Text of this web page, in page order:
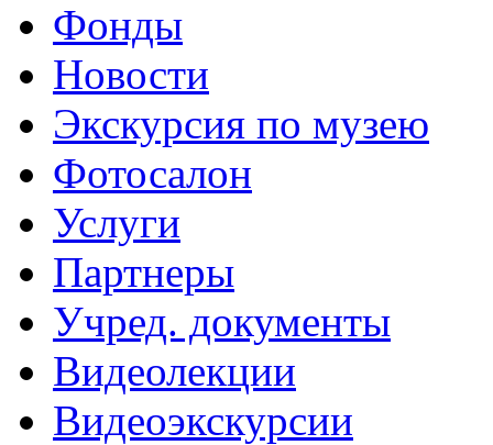
Фонды
Новости
Экскурсия по музею
Фотосалон
Услуги
Партнеры
Учред. документы
Видеолекции
Видеоэкскурсии